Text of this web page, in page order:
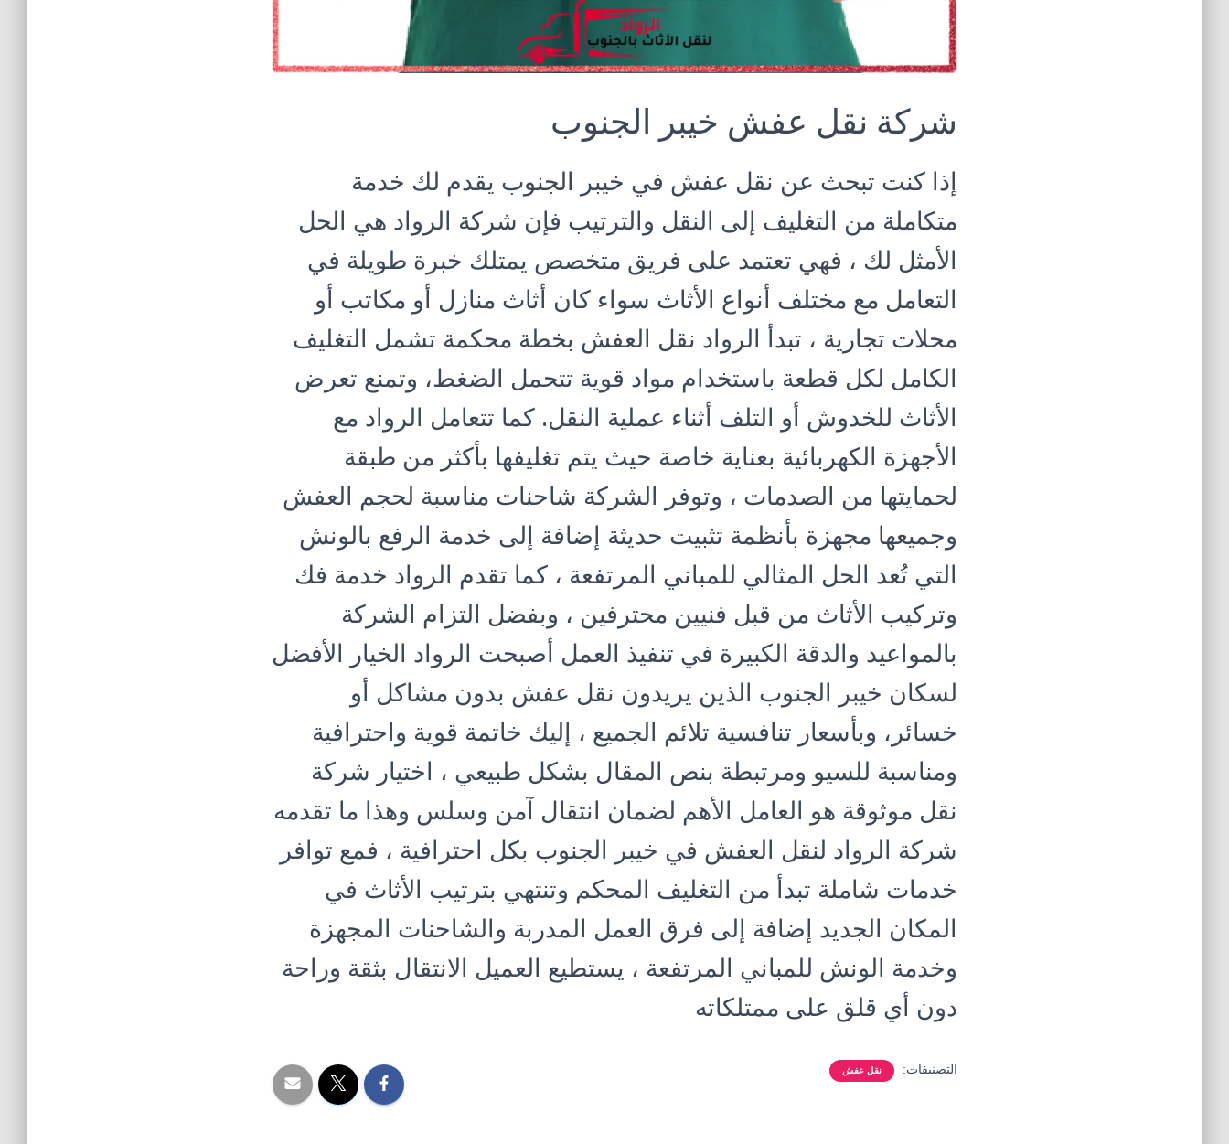
شركة نقل عفش خيبر الجنوب
إذا كنت تبحث عن نقل عفش في خيبر الجنوب يقدم لك خدمة
متكاملة من التغليف إلى النقل والترتيب فإن شركة الرواد هي الحل
الأمثل لك ، فهي تعتمد على فريق متخصص يمتلك خبرة طويلة في
التعامل مع مختلف أنواع الأثاث سواء كان أثاث منازل أو مكاتب أو
محلات تجارية ، تبدأ الرواد نقل العفش بخطة محكمة تشمل التغليف
الكامل لكل قطعة باستخدام مواد قوية تتحمل الضغط، وتمنع تعرض
الأثاث للخدوش أو التلف أثناء عملية النقل. كما تتعامل الرواد مع
الأجهزة الكهربائية بعناية خاصة حيث يتم تغليفها بأكثر من طبقة
لحمايتها من الصدمات ، وتوفر الشركة شاحنات مناسبة لحجم العفش
وجميعها مجهزة بأنظمة تثبيت حديثة إضافة إلى خدمة الرفع بالونش
التي تُعد الحل المثالي للمباني المرتفعة ، كما تقدم الرواد خدمة فك
وتركيب الأثاث من قبل فنيين محترفين ، وبفضل التزام الشركة
بالمواعيد والدقة الكبيرة في تنفيذ العمل أصبحت الرواد الخيار الأفضل
لسكان خيبر الجنوب الذين يريدون نقل عفش بدون مشاكل أو
خسائر، وبأسعار تنافسية تلائم الجميع ، إليك خاتمة قوية واحترافية
ومناسبة للسيو ومرتبطة بنص المقال بشكل طبيعي ، اختيار شركة
نقل موثوقة هو العامل الأهم لضمان انتقال آمن وسلس وهذا ما تقدمه
شركة الرواد لنقل العفش في خيبر الجنوب بكل احترافية ، فمع توافر
خدمات شاملة تبدأ من التغليف المحكم وتنتهي بترتيب الأثاث في
المكان الجديد إضافة إلى فرق العمل المدربة والشاحنات المجهزة
وخدمة الونش للمباني المرتفعة ، يستطيع العميل الانتقال بثقة وراحة
دون أي قلق على ممتلكاته
التصنيفات: نقل عفش